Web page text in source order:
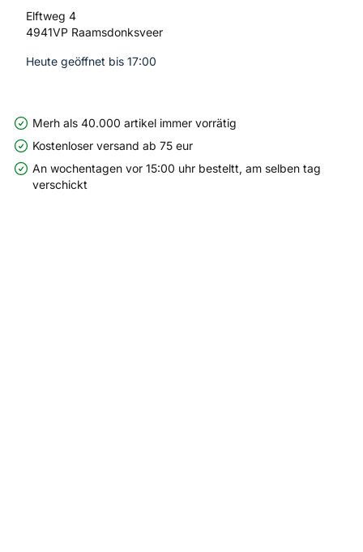
Elftweg 4
4941VP Raamsdonksveer
Heute geöffnet bis 17:00
Merh als 40.000 artikel immer vorrätig
Kostenloser versand ab 75 eur
An wochentagen vor 15:00 uhr besteltt, am selben tag
verschickt